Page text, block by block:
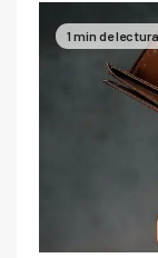
1 min de lectura